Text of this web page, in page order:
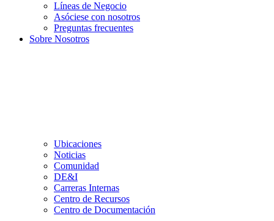
Líneas de Negocio
Asóciese con nosotros
Preguntas frecuentes
Sobre Nosotros
Ubicaciones
Noticias
Comunidad
DE&I
Carreras Internas
Centro de Recursos
Centro de Documentación